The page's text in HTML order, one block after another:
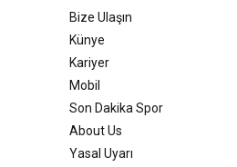
Bize Ulaşın
Künye
Kariyer
Mobil
Son Dakika Spor
About Us
Yasal Uyarı